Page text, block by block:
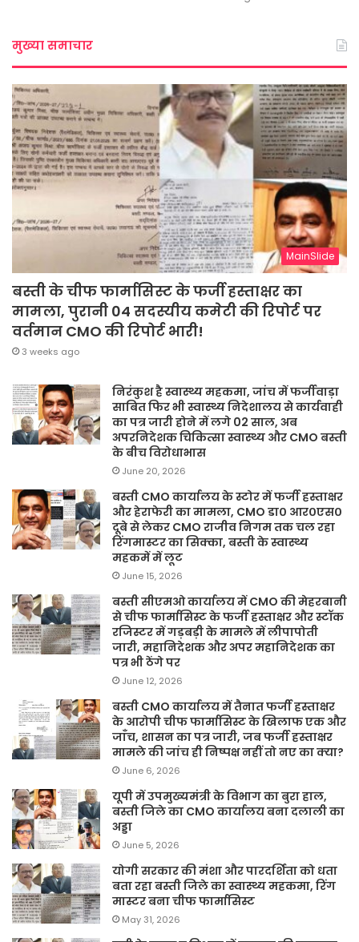
मुख्या समाचार
MainSlide
बस्ती के चीफ फार्मासिस्ट के फर्जी हस्ताक्षर का
मामला, पुरानी 04 सदस्यीय कमेटी की रिपोर्ट पर
वर्तमान CMO की रिपोर्ट भारी!
3 weeks ago
निरंकुश है स्वास्थ्य महकमा, जांच में फर्जीवाड़ा
साबित फिर भी स्वास्थ्य निदेशालय से कार्यवाही
का पत्र जारी होने में लगे 02 साल, अब
अपरनिदेशक चिकित्सा स्वास्थ्य और CMO बस्ती
के बीच विरोधाभास
June 20, 2026
बस्ती CMO कार्यालय के स्टोर में फर्जी हस्ताक्षर
और हेराफेरी का मामला, CMO डा० आर०एस०
दूबे से लेकर CMO राजीव निगम तक चल रहा
रिंगमास्टर का सिक्का, बस्ती के स्वास्थ्य
महकमें में लूट
June 15, 2026
बस्ती सीएमओ कार्यालय में CMO की मेहरबानी
से चीफ फार्मासिस्ट के फर्जी हस्ताक्षर और स्टॉक
रजिस्टर में गड़बड़ी के मामले में लीपापोती
जारी, महानिदेशक और अपर महानिदेशक का
पत्र भी ठेंगे पर
June 12, 2026
बस्ती CMO कार्यालय में तैनात फर्जी हस्ताक्षर
के आरोपी चीफ फार्मासिस्ट के खिलाफ एक और
जाँच, शासन का पत्र जारी, जब फर्जी हस्ताक्षर
मामले की जांच ही निष्पक्ष नहीं तो नए का क्या?
June 6, 2026
यूपी में उपमुख्यमंत्री के विभाग का बुरा हाल,
बस्ती जिले का CMO कार्यालय बना दलाली का
अड्डा
June 5, 2026
योगी सरकार की मंशा और पारदर्शिता को धता
बता रहा बस्ती जिले का स्वास्थ्य महकमा, रिंग
मास्टर बना चीफ फार्मासिस्ट
May 31, 2026